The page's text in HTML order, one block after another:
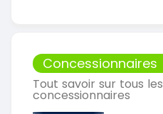
Concessionnaires
Tout savoir sur tous les
concessionnaires